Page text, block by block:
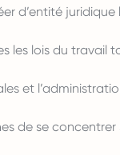
d’entité
les lois du travail
et
de se